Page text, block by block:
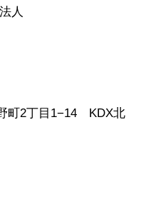
人
町2丁目1−14 KDX北